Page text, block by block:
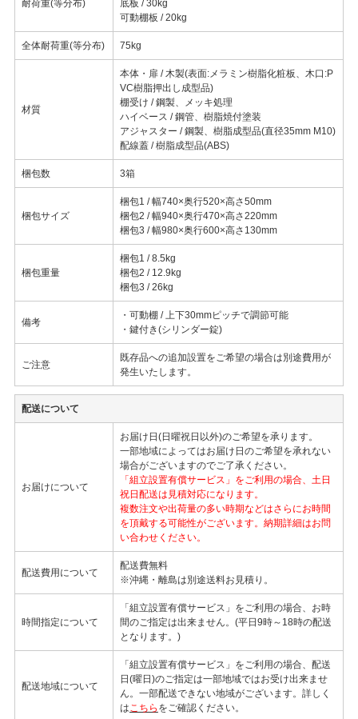
耐荷重(等分布)
底板 / 30kg
可動棚板 / 20kg
全体耐荷重(等分布) 75kg
材質
本体・扉 / 木製(表面:メラミン樹脂化粧板、木口:P
VC樹脂押出し成型品)
棚受け / 鋼製、メッキ処理
ハイベース / 鋼管、樹脂焼付塗装
アジャスター / 鋼製、樹脂成型品(直径35mm M10)
配線蓋 / 樹脂成型品(ABS)
梱包数 3箱
梱包サイズ
梱包1 / 幅740×奥行520×高さ50mm
梱包2 / 幅940×奥行470×高さ220mm
梱包3 / 幅980×奥行600×高さ130mm
梱包重量
梱包1 / 8.5kg
梱包2 / 12.9kg
梱包3 / 26kg
備考
・可動棚 / 上下30mmピッチで調節可能
・鍵付き(シリンダー錠)
ご注意
既存品への追加設置をご希望の場合は別途費用が
発生いたします。
配送について
お届けについて
お届け日(日曜祝日以外)のご希望を承ります。
一部地域によってはお届け日のご希望を承れない
場合がございますのでご了承ください。
「組立設置有償サービス」をご利用の場合、土日
祝日配送は見積対応になります。
複数注文や出荷量の多い時期などはさらにお時間
を頂戴する可能性がございます。納期詳細はお問
い合わせください。
配送費用について
配送費無料
※沖縄・離島は別途送料お見積り。
時間指定について
「組立設置有償サービス」をご利用の場合、お時
間のご指定は出来ません。(平日9時～18時の配送
となります。)
配送地域について
「組立設置有償サービス」をご利用の場合、配送
日(曜日)のご指定は一部地域ではお受け出来ませ
ん。一部配送できない地域がございます。詳しく
は こちら をご確認ください。